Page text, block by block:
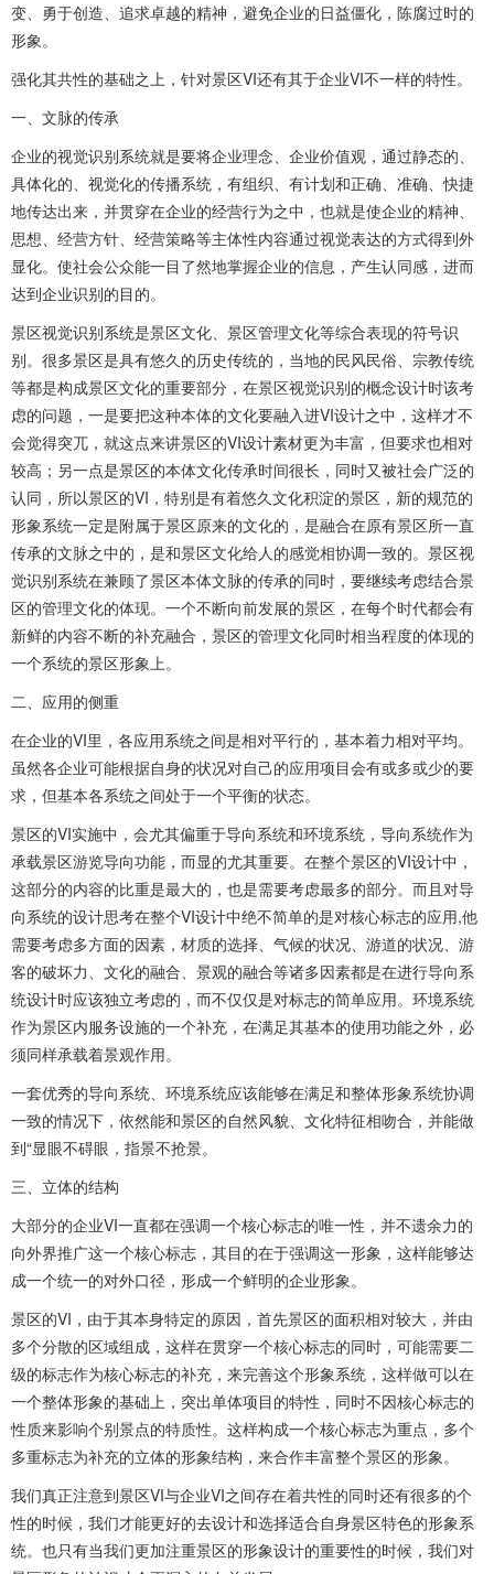
变、勇于创造、追求卓越的精神，避免企业的日益僵化，陈腐过时的
形象。
强化其共性的基础之上，针对景区VI还有其于企业VI不一样的特性。
一、文脉的传承
企业的视觉识别系统就是要将企业理念、企业价值观，通过静态的、
具体化的、视觉化的传播系统，有组织、有计划和正确、准确、快捷
地传达出来，并贯穿在企业的经营行为之中，也就是使企业的精神、
思想、经营方针、经营策略等主体性内容通过视觉表达的方式得到外
显化。使社会公众能一目了然地掌握企业的信息，产生认同感，进而
达到企业识别的目的。
景区视觉识别系统是景区文化、景区管理文化等综合表现的符号识
别。很多景区是具有悠久的历史传统的，当地的民风民俗、宗教传统
等都是构成景区文化的重要部分，在景区视觉识别的概念设计时该考
虑的问题，一是要把这种本体的文化要融入进VI设计之中，这样才不
会觉得突兀，就这点来讲景区的VI设计素材更为丰富，但要求也相对
较高；另一点是景区的本体文化传承时间很长，同时又被社会广泛的
认同，所以景区的VI，特别是有着悠久文化积淀的景区，新的规范的
形象系统一定是附属于景区原来的文化的，是融合在原有景区所一直
传承的文脉之中的，是和景区文化给人的感觉相协调一致的。景区视
觉识别系统在兼顾了景区本体文脉的传承的同时，要继续考虑结合景
区的管理文化的体现。一个不断向前发展的景区，在每个时代都会有
新鲜的内容不断的补充融合，景区的管理文化同时相当程度的体现的
一个系统的景区形象上。
二、应用的侧重
在企业的VI里，各应用系统之间是相对平行的，基本着力相对平均。
虽然各企业可能根据自身的状况对自己的应用项目会有或多或少的要
求，但基本各系统之间处于一个平衡的状态。
景区的VI实施中，会尤其偏重于导向系统和环境系统，导向系统作为
承载景区游览导向功能，而显的尤其重要。在整个景区的VI设计中，
这部分的内容的比重是最大的，也是需要考虑最多的部分。而且对导
向系统的设计思考在整个VI设计中绝不简单的是对核心标志的应用,他
需要考虑多方面的因素，材质的选择、气候的状况、游道的状况、游
客的破坏力、文化的融合、景观的融合等诸多因素都是在进行导向系
统设计时应该独立考虑的，而不仅仅是对标志的简单应用。环境系统
作为景区内服务设施的一个补充，在满足其基本的使用功能之外，必
须同样承载着景观作用。
一套优秀的导向系统、环境系统应该能够在满足和整体形象系统协调
一致的情况下，依然能和景区的自然风貌、文化特征相吻合，并能做
到“显眼不碍眼，指景不抢景。
三、立体的结构
大部分的企业VI一直都在强调一个核心标志的唯一性，并不遗余力的
向外界推广这一个核心标志，其目的在于强调这一形象，这样能够达
成一个统一的对外口径，形成一个鲜明的企业形象。
景区的VI，由于其本身特定的原因，首先景区的面积相对较大，并由
多个分散的区域组成，这样在贯穿一个核心标志的同时，可能需要二
级的标志作为核心标志的补充，来完善这个形象系统，这样做可以在
一个整体形象的基础上，突出单体项目的特性，同时不因核心标志的
性质来影响个别景点的特质性。这样构成一个核心标志为重点，多个
多重标志为补充的立体的形象结构，来合作丰富整个景区的形象。
我们真正注意到景区VI与企业VI之间存在着共性的同时还有很多的个
性的时候，我们才能更好的去设计和选择适合自身景区特色的形象系
统。也只有当我们更加注重景区的形象设计的重要性的时候，我们对